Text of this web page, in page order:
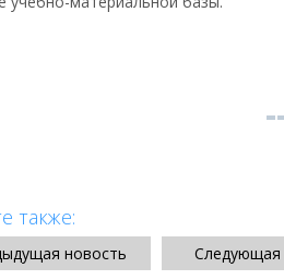
также:
новость Следующая